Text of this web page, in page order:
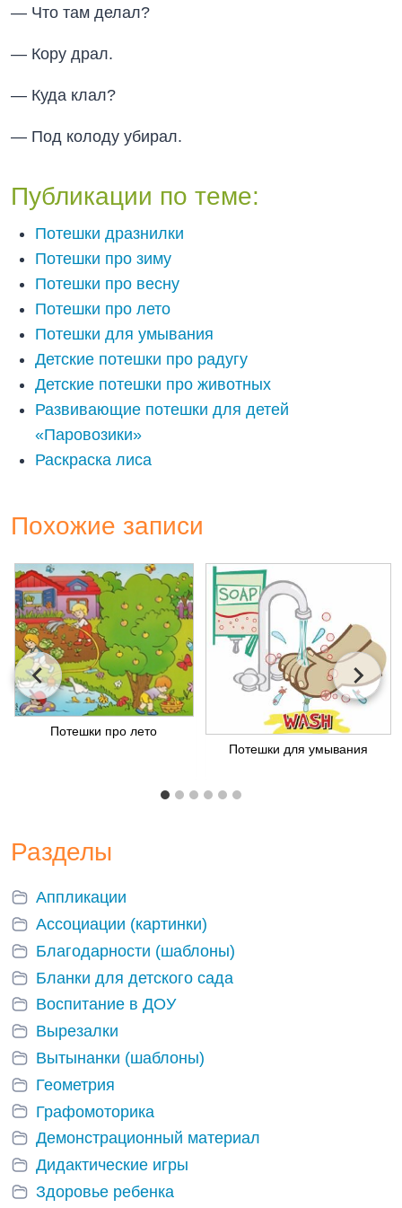
— Что там делал?
— Кору драл.
— Куда клал?
— Под колоду убирал.
Публикации по теме:
Потешки дразнилки
Потешки про зиму
Потешки про весну
Потешки про лето
Потешки для умывания
Детские потешки про радугу
Детские потешки про животных
Развивающие потешки для детей
«Паровозики»
Раскраска лиса
Похожие записи
Потешки про лето
Потешки для умывания
Разделы
Аппликации
Ассоциации (картинки)
Благодарности (шаблоны)
Бланки для детского сада
Воспитание в ДОУ
Вырезалки
Вытынанки (шаблоны)
Геометрия
Графомоторика
Демонстрационный материал
Дидактические игры
Здоровье ребенка